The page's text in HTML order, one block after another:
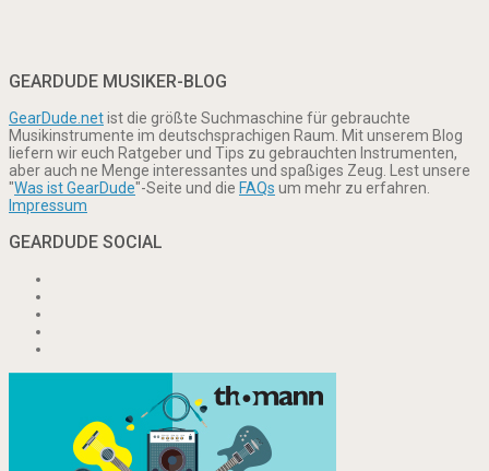
GEARDUDE MUSIKER-BLOG
GearDude.netist die größte Suchmaschine für gebrauchte
Musikinstrumente im deutschsprachigen Raum. Mit unserem Blog
liefern wir euch Ratgeber und Tips zu gebrauchten Instrumenten,
aber auch ne Menge interessantes und spaßiges Zeug. Lest unsere
"Was ist GearDude"-Seite und die FAQs um mehr zu erfahren.
Impressum
GEARDUDE SOCIAL